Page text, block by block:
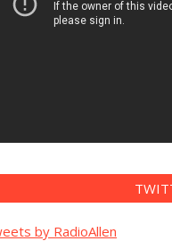
by RadioAllen